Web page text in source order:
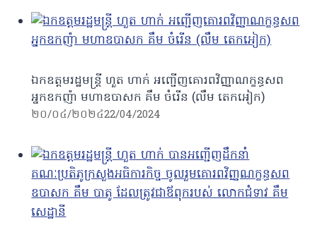
ឯកឧត្តមរដ្ឋមន្ត្រី ហួត ហាក់ អញ្ជើញគោរពវិញ្ញាណក្ខន្ធសព
អ្នកឧកញ៉ា មហាឧបាសក គឹម ចំរើន (លឹម តេកអៀក)
២០/០៤/២០២៤22/04/2024